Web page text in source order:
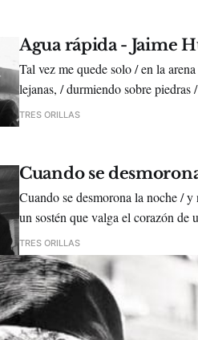
Agua rápida - Jaime
Tal vez me quede solo / en la
TRES ORILLAS
Cuando se
Cuando se desmorona la noche /
un sostén que valga el corazón de
sus raíces / se me hace
TRES ORILLAS